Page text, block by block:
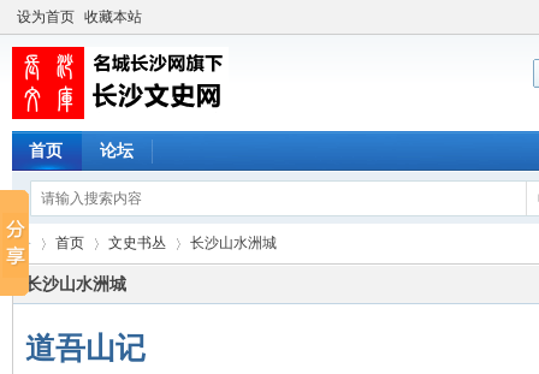
设为首页 收藏本站
首页 论坛
长 ›
首页
›
文史书丛 长沙山水洲城
长沙山水洲城
道吾山记